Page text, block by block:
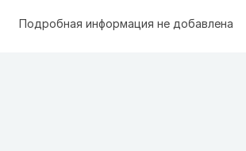
Подробная информация не добавлена